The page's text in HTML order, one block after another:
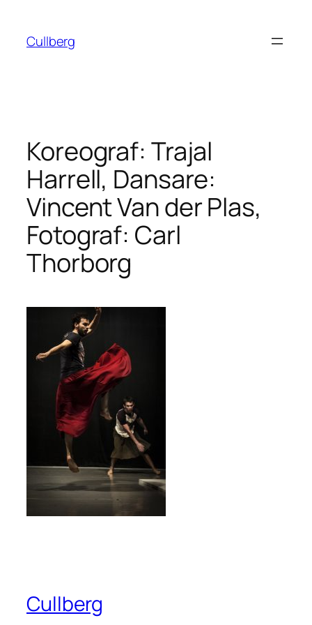
innehåll
Cullberg
Koreograf: Trajal
Harrell, Dansare:
Vincent Van der Plas,
Fotograf: Carl
Thorborg
Cullberg